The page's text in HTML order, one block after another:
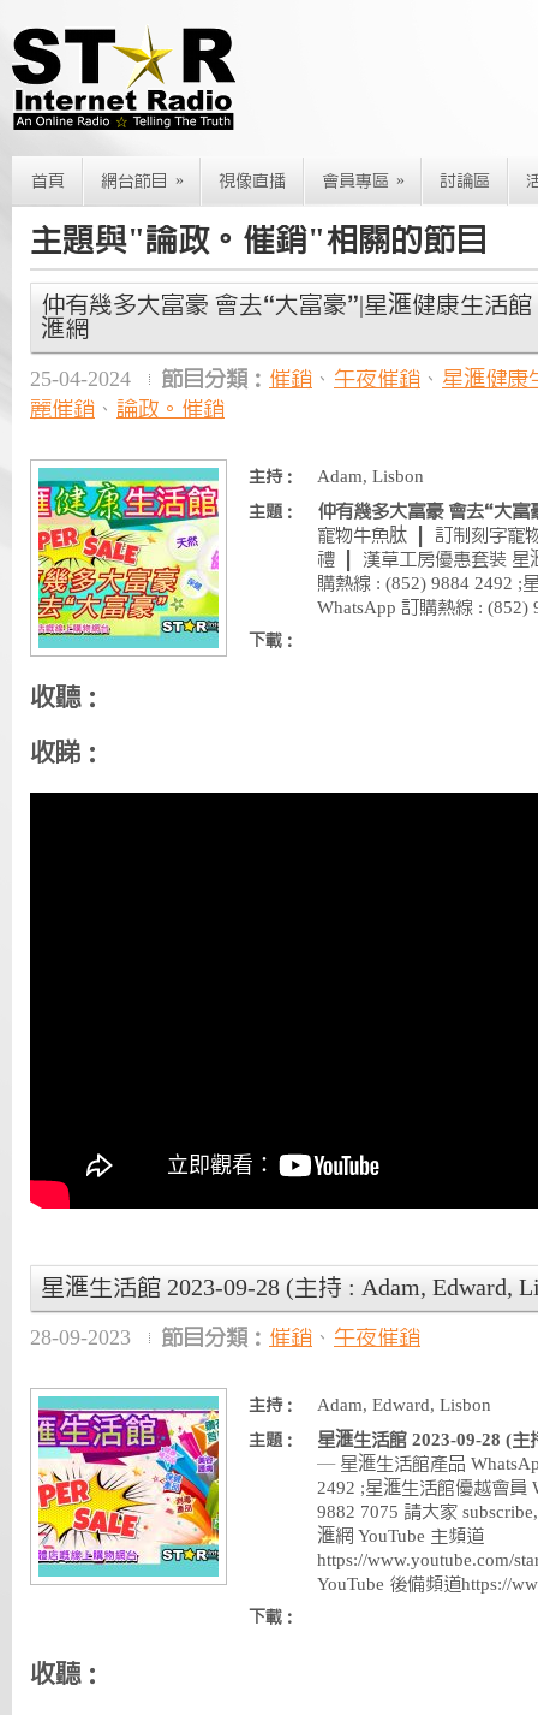
首頁 網台節目 » 視像直播 會員專區 » 討論區
主題與"論政。催銷"相關的節目
仲有幾多大富豪 會去“大富豪”|星滙健康生活館
滙網
25-04-2024 節目分類： 催銷 、 午夜催銷 、 星滙健康
麗催銷 、 論政。催銷
主持： Adam, Lisbon
主題：
仲有幾多大富豪 會去“大富
寵物牛魚肽 ｜ 訂制刻字寵
禮 ｜ 漢草工房優惠套裝 星
購熱線 : (852) 9884 2492 ;
WhatsApp 訂購熱線 : (852)
下載：
收聽：
收睇：
星滙生活館 2023-09-28 (主持 : Adam, Edward,
28-09-2023 節目分類： 催銷 、 午夜催銷
主持： Adam, Edward, Lisbon
主題：
星滙生活館 2023-09-28 (
— 星滙生活館產品
2492 ;星滙生活館優越會員
9882 7075 請大家
滙網 YouTube 主頻道
https://www.youtube.com/
YouTube 後備頻道https://
下載：
收聽：